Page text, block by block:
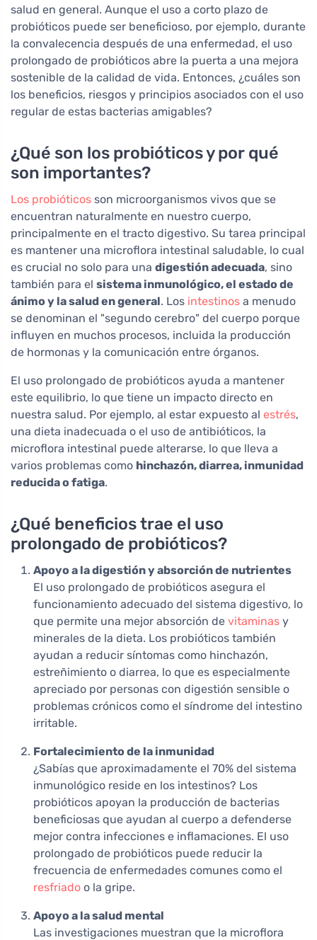
salud en general. Aunque el uso a corto plazo de
probióticos puede ser beneficioso, por ejemplo, durante
la convalecencia después de una enfermedad, el uso
prolongado de probióticos abre la puerta a una mejora
sostenible de la calidad de vida. Entonces, ¿cuáles son
los beneficios, riesgos y principios asociados con el uso
regular de estas bacterias amigables?
¿Qué son los probióticos y por qué
son importantes?
Los probióticos son microorganismos vivos que se
encuentran naturalmente en nuestro cuerpo,
principalmente en el tracto digestivo. Su tarea principal
es mantener una microflora intestinal saludable, lo cual
es crucial no solo para una digestión adecuada, sino
también para el sistema inmunológico, el estado de
ánimo y la salud en general. Los intestinos a menudo
se denominan el "segundo cerebro" del cuerpo porque
influyen en muchos procesos, incluida la producción
de hormonas y la comunicación entre órganos.
El uso prolongado de probióticos ayuda a mantener
este equilibrio, lo que tiene un impacto directo en
nuestra salud. Por ejemplo, al estar expuesto al estrés,
una dieta inadecuada o el uso de antibióticos, la
microflora intestinal puede alterarse, lo que lleva a
varios problemas como hinchazón, diarrea, inmunidad
reducida o fatiga.
¿Qué beneficios trae el uso
prolongado de probióticos?
Apoyo a la digestión y absorción de nutrientes
El uso prolongado de probióticos asegura el
funcionamiento adecuado del sistema digestivo, lo
que permite una mejor absorción de vitaminas y
minerales de la dieta. Los probióticos también
ayudan a reducir síntomas como hinchazón,
estreñimiento o diarrea, lo que es especialmente
apreciado por personas con digestión sensible o
problemas crónicos como el síndrome del intestino
irritable.
Fortalecimiento de la inmunidad
¿Sabías que aproximadamente el 70% del sistema
inmunológico reside en los intestinos? Los
probióticos apoyan la producción de bacterias
beneficiosas que ayudan al cuerpo a defenderse
mejor contra infecciones e inflamaciones. El uso
prolongado de probióticos puede reducir la
frecuencia de enfermedades comunes como el
resfriado o la gripe.
Apoyo a la salud mental
Las investigaciones muestran que la microflora